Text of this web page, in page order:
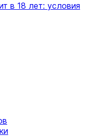
в 18 лет: условия